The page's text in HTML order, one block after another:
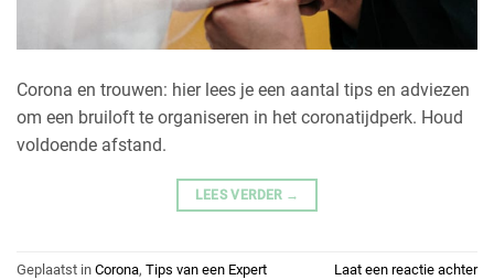
Corona en trouwen: hier lees je een aantal tips en adviezen
om een bruiloft te organiseren in het coronatijdperk. Houd
voldoende afstand.
LEES VERDER →
Geplaatst in Corona, Tips van een Expert Laat een reactie achter